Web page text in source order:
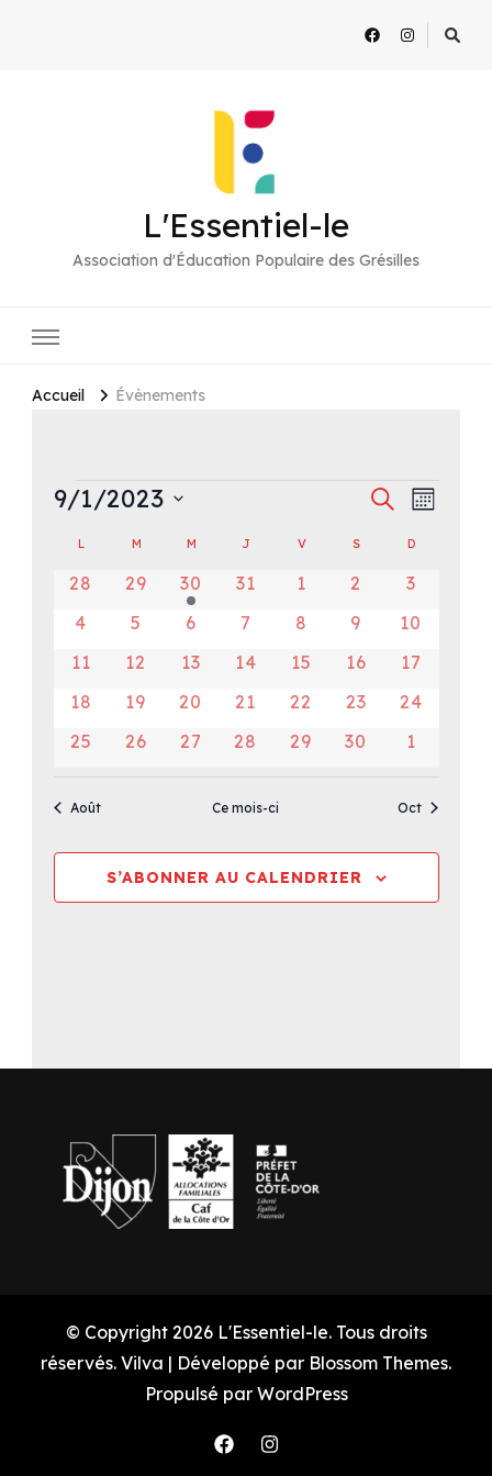
L'Essentiel-le
Association d'Éducation Populaire des Grésilles
Accueil Évènements
Évènements
de
vues
RECHERCHE
MOIS
9/1/2023
Sélectionnez
Calendrier
de
Évènements
LLUNDI M M MERCREDI
J VVENDREDI
SSAMEDID
0
28
0
évènements
29
1
évènement
30
0
31
01
0
2
0
3
0
4
0
5
0
6
0
7
0
8
0
9
0
10
011
0
12
0
13
014
0
15
016
017
018
0
19
0
20
0
21
0
22
0
23
0
24
0
25
0
26
0
27
0
28
0
29
0
30
01
Août Ce mois-ci Oct
S’ABONNER AU CALENDRIER
© Copyright 2026 L'Essentiel-le. Tous droits
réservés. Vilva | Développé par Blossom Themes.
Propulsé par WordPress